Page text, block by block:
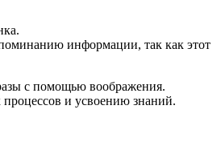
информации, так как этот
с помощью воображения.
и усвоению знаний.